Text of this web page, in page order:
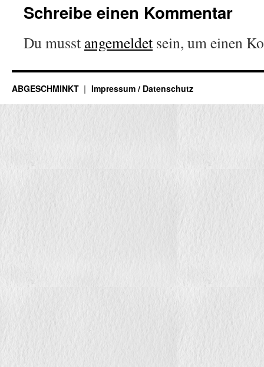
Schreibe einen Kommentar
Du musst angemeldet sein, um einen
ABGESCHMINKT Impressum / Datenschutz